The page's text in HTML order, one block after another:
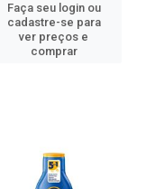
Faça seu login ou
cadastre-se para
ver preços e
comprar